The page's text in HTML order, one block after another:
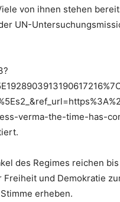
von ihnen stehen
UN-
verma-the-time-has-
des Regimes reichen
und Demokratie
erheben.